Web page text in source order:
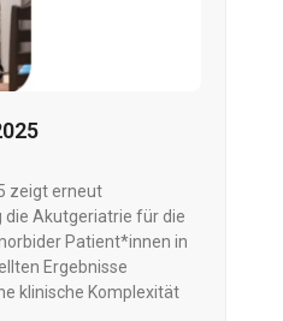
zeigt erneut
die Akutgeriatrie für die
Patient*innen in
Ergebnisse
klinische Komplexität